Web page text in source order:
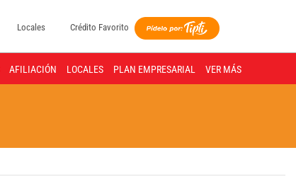
Locales Crédito Favorito
AFILIACIÓN LOCALES PLAN EMPRESARIAL VER MÁS